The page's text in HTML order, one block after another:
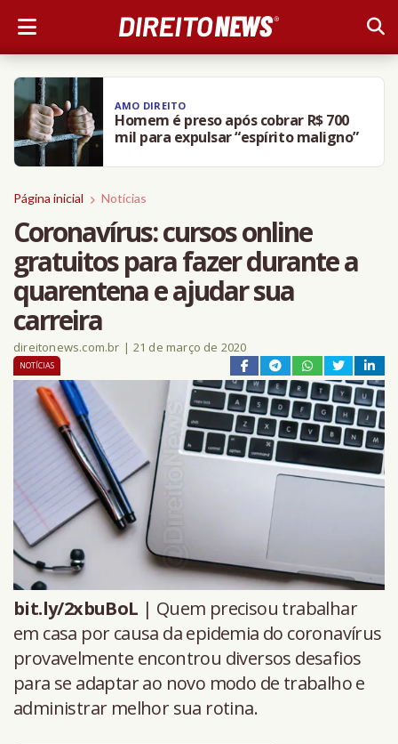
AMO DIREITO
Homem é preso após cobrar R$ 700
mil para expulsar “espírito maligno”
Página inicial Notícias
Coronavírus: cursos online
gratuitos para fazer durante a
quarentena e ajudar sua
carreira
direitonews.com.br | 21 de março de 2020
NOTÍCIAS
bit.ly/2xbuBoL | Quem precisou trabalhar
em casa por causa da epidemia do coronavírus
provavelmente encontrou diversos desafios
para se adaptar ao novo modo de trabalho e
administrar melhor sua rotina.